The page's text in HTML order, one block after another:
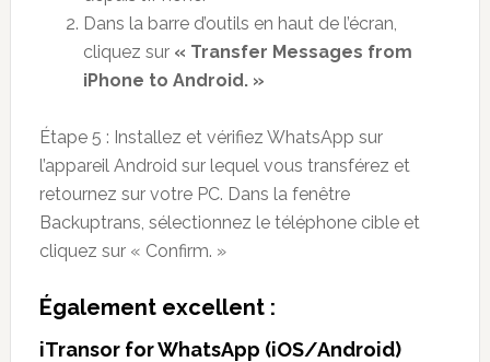
Dans la barre d’outils en haut de l’écran,
cliquez sur « Transfer Messages from
iPhone to Android. »
Étape 5 : Installez et vérifiez WhatsApp sur
l’appareil Android sur lequel vous transférez et
retournez sur votre PC. Dans la fenêtre
Backuptrans, sélectionnez le téléphone cible et
cliquez sur « Confirm. »
Également excellent :
iTransor for WhatsApp (iOS/Android)